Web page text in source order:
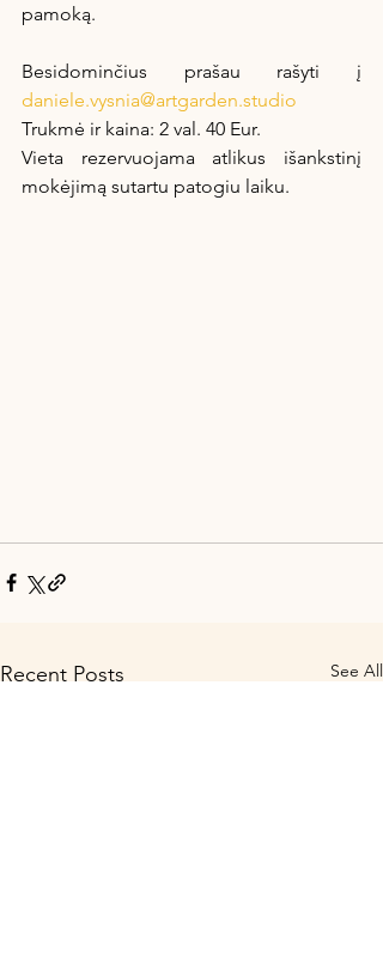
pamoką.
daniele.vysnia@artgarden.studio
Trukmė ir kaina: 2 val. 40 Eur.
Vieta rezervuojama atlikus išankstinį
mokėjimą sutartu patogiu laiku.
Recent Posts See All